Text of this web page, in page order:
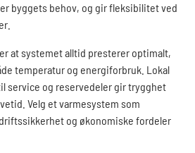
byggets behov, og gir fleksibilitet ved
at systemet alltid presterer optimalt,
temperatur og energiforbruk. Lokal
service og reservedeler gir trygghet
Velg et varmesystem som
og økonomiske fordeler